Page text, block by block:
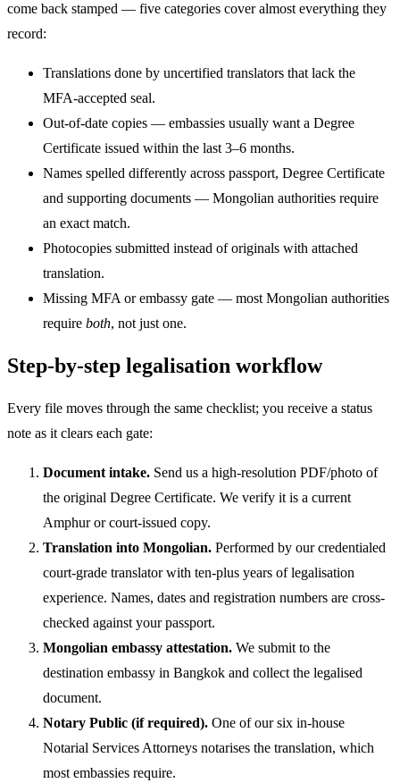
come back stamped — five categories cover almost everything they
record:
Translations done by uncertified translators that lack the
MFA-accepted seal.
Out-of-date copies — embassies usually want a Degree
Certificate issued within the last 3–6 months.
Names spelled differently across passport, Degree Certificate
and supporting documents — Mongolian authorities require
an exact match.
Photocopies submitted instead of originals with attached
translation.
Missing MFA or embassy gate — most Mongolian authorities
require both, not just one.
Step-by-step legalisation workflow
Every file moves through the same checklist; you receive a status
note as it clears each gate:
Document intake. Send us a high-resolution PDF/photo of
the original Degree Certificate. We verify it is a current
Amphur or court-issued copy.
Translation into Mongolian. Performed by our credentialed
court-grade translator with ten-plus years of legalisation
experience. Names, dates and registration numbers are cross-
checked against your passport.
Mongolian embassy attestation. We submit to the
destination embassy in Bangkok and collect the legalised
document.
Notary Public (if required). One of our six in-house
Notarial Services Attorneys notarises the translation, which
most embassies require.